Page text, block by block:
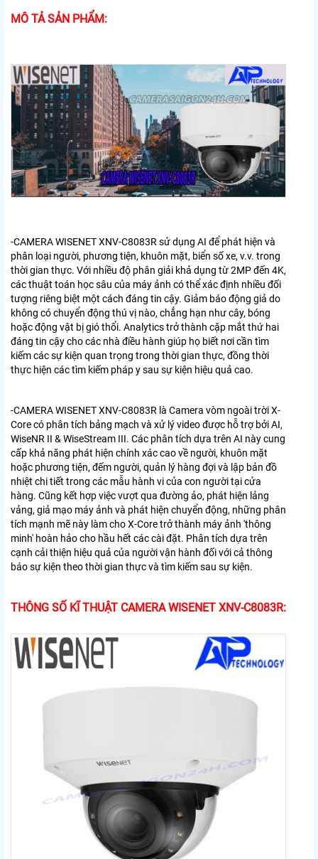
MÔ TẢ SẢN PHẨM:
-CAMERA WISENET XNV-C8083R sử dụng AI để phát hiện và
phân loại người, phương tiện, khuôn mặt, biển số xe, v.v. trong
thời gian thực. Với nhiều độ phân giải khả dụng từ 2MP đến 4K,
các thuật toán học sâu của máy ảnh có thể xác định nhiều đối
tượng riêng biệt một cách đáng tin cậy. Giảm báo động giả do
không có chuyển động thú vị nào, chẳng hạn như cây, bóng
hoặc động vật bị gió thổi. Analytics trở thành cặp mắt thứ hai
đáng tin cậy cho các nhà điều hành giúp họ biết nơi cần tìm
kiếm các sự kiện quan trọng trong thời gian thực, đồng thời
thực hiện các tìm kiếm pháp y sau sự kiện hiệu quả cao.
-CAMERA WISENET XNV-C8083R là Camera vòm ngoài trời X-
Core có phân tích bảng mạch và xử lý video được hỗ trợ bởi AI,
WiseNR II & WiseStream III. Các phân tích dựa trên AI này cung
cấp khả năng phát hiện chính xác cao về người, khuôn mặt
hoặc phương tiện, đếm người, quản lý hàng đợi và lập bản đồ
nhiệt chi tiết trong các mẫu hành vi của con người tại cửa
hàng. Cũng kết hợp việc vượt qua đường ảo, phát hiện lảng
vảng, giả mạo máy ảnh và phát hiện chuyển động, những phân
tích mạnh mẽ này làm cho X-Core trở thành máy ảnh 'thông
minh' hoàn hảo cho hầu hết các cài đặt. Phân tích dựa trên
cạnh cải thiện hiệu quả của người vận hành đối với cả thông
báo sự kiện theo thời gian thực và tìm kiếm sau sự kiện.
THÔNG SỐ KĨ THUẬT CAMERA WISENET XNV-C8083R: